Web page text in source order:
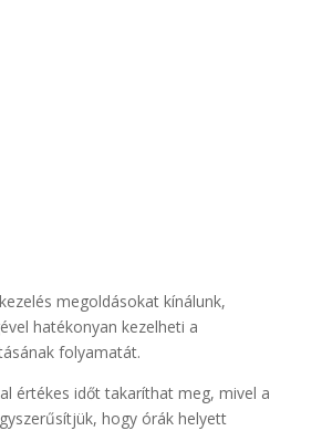
megoldásokat kínálunk,
hatékonyan kezelheti a
folyamatát.
értékes időt takaríthat meg, mivel a
hogy órák helyett